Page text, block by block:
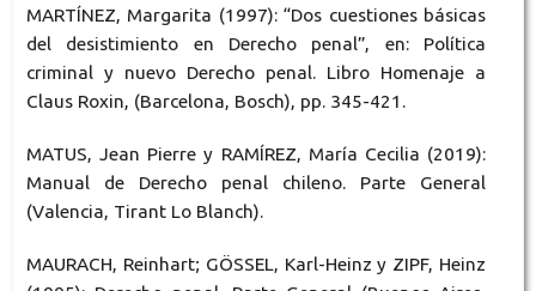
MARTÍNEZ, Margarita (1997): “Dos cuestiones básicas
del desistimiento en Derecho penal”, en: Política
criminal y nuevo Derecho penal. Libro Homenaje a
Claus Roxin, (Barcelona, Bosch), pp. 345-421.
MATUS, Jean Pierre y RAMÍREZ, María Cecilia (2019):
Manual de Derecho penal chileno. Parte General
(Valencia, Tirant Lo Blanch).
MAURACH, Reinhart; GÖSSEL, Karl-Heinz y ZIPF, Heinz